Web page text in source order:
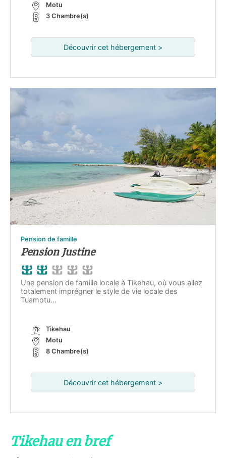
Motu
3 Chambre(s)
Découvrir cet hébergement >
Pension de famille
Pension Justine
Une pension de famille locale à Tikehau, où vous allez
totalement imprégner le style de vie locale des
Tuamotu…
Tikehau
Motu
8 Chambre(s)
Découvrir cet hébergement >
Tikehau en bref